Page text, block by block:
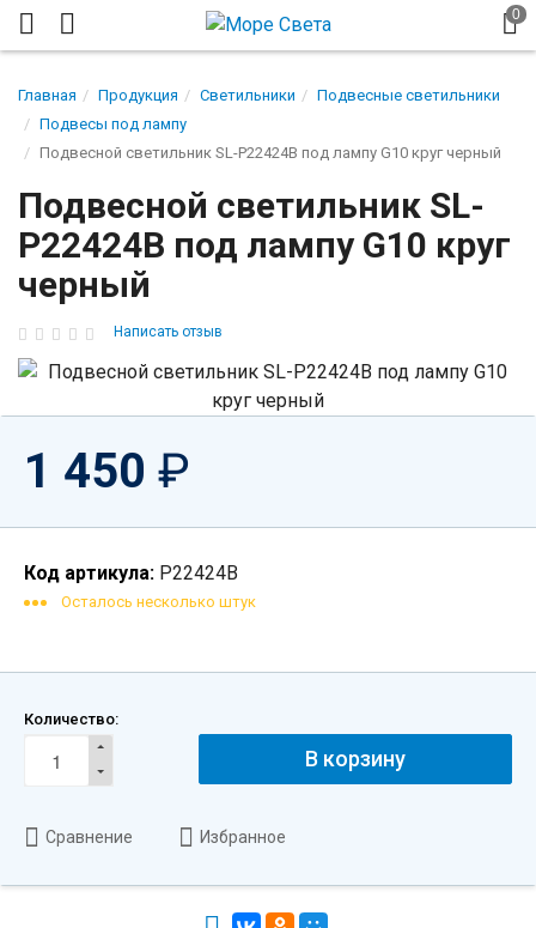
Главная Продукция Светильники
Подвесные светильники
Подвесы под лампу
Подвесной светильник SL-P22424B под лампу G10 круг черный
Подвесной светильник SL-
P22424B под лампу G10 круг
черный
Написать отзыв
1 450 ₽
Код артикула: P22424B
Осталось несколько штук
Количество:
В корзину
Сравнение Избранное